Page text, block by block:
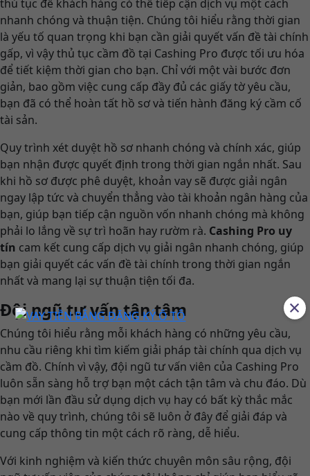
thủ tục để khách hàng có thể tiếp cận dịch vụ một cách
nhanh chóng và thuận tiện. Chúng tôi hiểu rằng thời gian
là yếu tố quan trọng khi bạn cần giải quyết vấn đề tài chính
gấp, vì vậy thủ tục cầm đồ tại Cashing Pro được tối ưu hóa
để tiết kiệm thời gian cho bạn. Chỉ với một vài bước đơn
giản, bao gồm việc cung cấp đầy đủ các giấy tờ yêu cầu,
bạn đã có thể hoàn tất hồ sơ và tiến hành đăng ký cầm cố
tài sản.
Quy trình xét duyệt hồ sơ nhanh chóng và chính xác, giúp
bạn nhận được quyết định trong thời gian ngắn nhất. Sau
khi hồ sơ được phê duyệt, khoản vay sẽ được giải ngân
ngay lập tức và chuyển thẳng vào tài khoản ngân hàng của
bạn, giúp bạn tiếp cận nguồn vốn nhanh chóng mà không
phải lo lắng về sự trì hoãn hay rườm rà. Cashing Pro uy
tín cam kết cung cấp dịch vụ giải ngân nhanh chóng, giúp
bạn giải quyết các vấn đề tài chính trong thời gian ngắn
nhất và mang lại sự thuận tiện tối đa.
Đội ngũ tư vấn tận tâm
Chúng tôi hiểu rằng mỗi khách hàng có những yêu cầu,
nhu cầu riêng khi tìm kiếm giải pháp tài chính qua dịch vụ
cầm đồ. Chính vì vậy, đội ngũ tư vấn viên của Cashing Pro
luôn sẵn sàng hỗ trợ bạn một cách tận tâm và chu đáo. Dù
bạn mới lần đầu sử dụng dịch vụ hay có bất kỳ thắc mắc
nào về quy trình, chúng tôi sẽ luôn ở đây để giải đáp và
cung cấp thông tin một cách rõ ràng, dễ hiểu.
Với kinh nghiệm và kiến thức chuyên môn sâu rộng, đội
×